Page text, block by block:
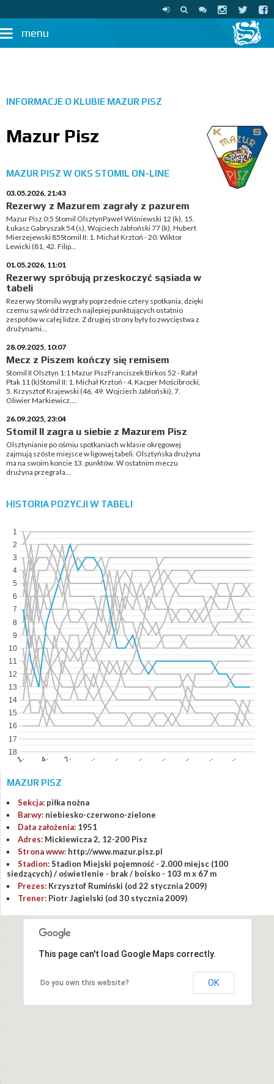
menu
INFORMACJE O KLUBIE MAZUR PISZ
Mazur Pisz
MAZUR PISZ W OKS STOMIL ON-LINE
03.05.2026, 21:43
Rezerwy z Mazurem zagrały z pazurem
Mazur Pisz 0:5 Stomil OlsztynPaweł Wiśniewski 12 (k), 15,
Łukasz Gabryszak 54 (s), Wojciech Jabłoński 77 (k), Hubert
Mierzejewski 85Stomil II: 1. Michał Krztoń - 20. Wiktor
Lewicki (81, 42. Filip...
01.05.2026, 11:01
Rezerwy spróbują przeskoczyć sąsiada w
tabeli
Rezerwy Stomilu wygrały poprzednie cztery spotkania, dzięki
czemu są wśród trzech najlepiej punktujących ostatnio
zespołów w całej lidze. Z drugiej strony były to zwycięstwa z
drużynami...
28.09.2025, 10:07
Mecz z Piszem kończy się remisem
Stomil II Olsztyn 1:1 Mazur PiszFranciszek Birkos 52 - Rafał
Ptak 11 (k)Stomil II: 1. Michał Krztoń - 4. Kacper Mościbrocki,
5. Krzysztof Krajewski (46, 49. Wojciech Jabłoński), 7.
Oliwier Markiewicz,...
26.09.2025, 23:04
Stomil II zagra u siebie z Mazurem Pisz
Olsztynianie po ośmiu spotkaniach w klasie okręgowej
zajmują szóste miejsce w ligowej tabeli. Olsztyńska drużyna
ma na swoim koncie 13. punktów. W ostatnim meczu
drużyna przegrała...
HISTORIA POZYCJI W TABELI
1. 4. 7. .. .. .. .. .. .. ..
1
2
3
4
5
6
7
8
9
10
11
12
13
14
15
16
17
18
MAZUR PISZ
Sekcja: piłka nożna
Barwy: niebiesko-czerwono-zielone
Data założenia: 1951
Adres: Mickiewicza 2, 12-200 Pisz
Strona www: http://www.mazur.pisz.pl
Stadion:Stadion Miejski pojemność - 2.000 miejsc (100
siedzących) / oświetlenie - brak / boisko - 103 m x 67 m
Prezes: Krzysztof Rumiński (od 22 stycznia 2009)
Trener: Piotr Jagielski (od 30 stycznia 2009)
This page can't load Google Maps correctly.
Do you own this website? OK